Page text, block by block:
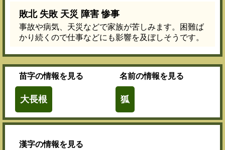
敗北 失敗 天災 障害 惨事
事故や病気、天災などで家族が苦しみます。困難ば
かり続くので仕事などにも影響を及ぼしそうです。
苗字の情報を見る
大長根
名前の情報を見る
狐
漢字の情報を見る